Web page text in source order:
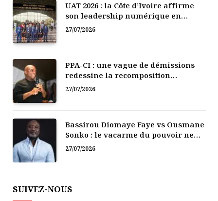
UAT 2026 : la Côte d’Ivoire affirme
son leadership numérique en
Afrique
27/07/2026
PPA-CI : une vague de démissions
redessine la recomposition
politique
27/07/2026
Bassirou Diomaye Faye vs Ousmane
Sonko : le vacarme du pouvoir ne
doit pas faire oublier les liens de la
Fraternité
27/07/2026
SUIVEZ-NOUS